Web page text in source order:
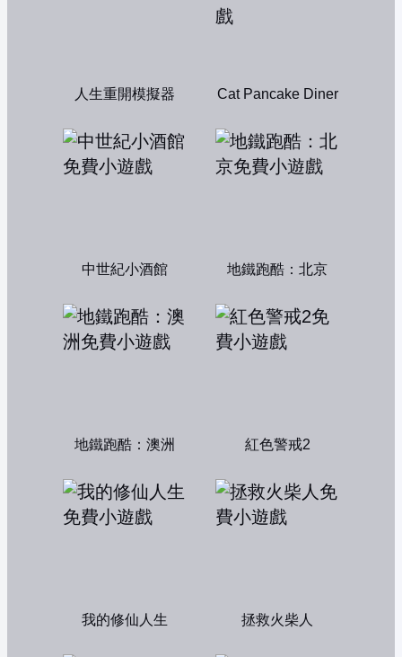
人生重開模擬器 Cat Pancake Diner
中世紀小酒館 地鐵跑酷：北京
地鐵跑酷：澳洲 紅色警戒2
我的修仙人生 拯救火柴人